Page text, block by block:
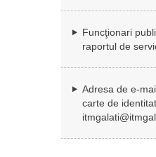
Funcţionari
raportul de
Adresa de e-
carte de